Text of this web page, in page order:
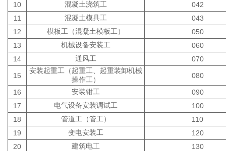
10
混凝土浇筑工
042
11
混凝土模具工
043
12
模板工（混凝土模板工）
050
13
机械设备安装工
060
14
通风工 070
15
安装起重工（起重工、起重装卸机械
操作工）
080
16 安装钳工
090
17
电气设备安装调试工
100
18
管道工（管工）
110
19
变电安装工
120
20
建筑电工
130